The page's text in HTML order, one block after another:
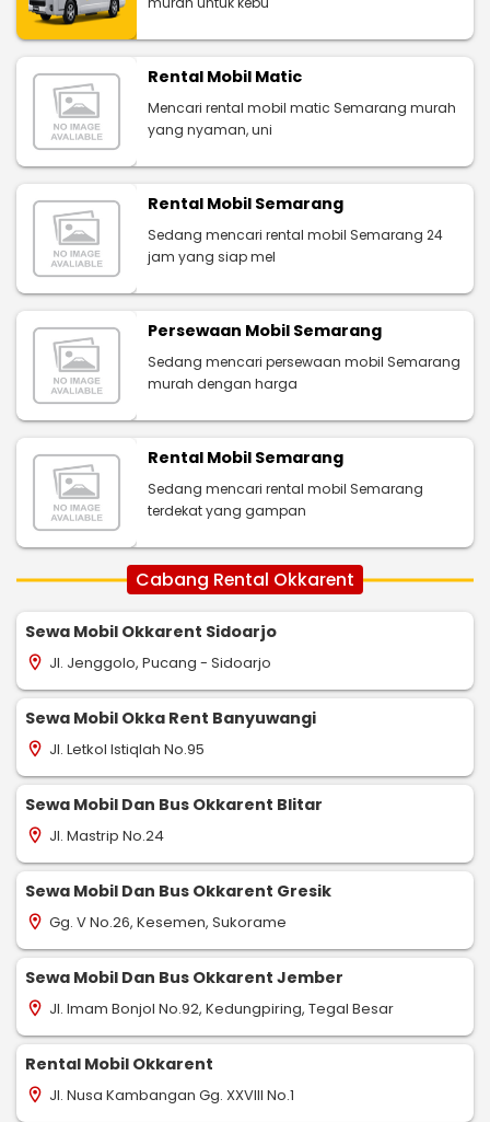
Rental Mobil Matic
Mencari rental mobil matic Semarang murah
yang nyaman, uni
Rental Mobil Semarang
Sedang mencari rental mobil Semarang 24
jam yang siap mel
Persewaan Mobil Semarang
Sedang mencari persewaan mobil Semarang
murah dengan harga
Rental Mobil Semarang
Sedang mencari rental mobil Semarang
terdekat yang gampan
Cabang Rental Okkarent
Sewa Mobil Okkarent Sidoarjo
location_on Jl. Jenggolo, Pucang - Sidoarjo
Sewa Mobil Okka Rent Banyuwangi
location_on Jl. Letkol Istiqlah No.95
Sewa Mobil Dan Bus Okkarent Blitar
location_on Jl. Mastrip No.24
Sewa Mobil Dan Bus Okkarent Gresik
location_on Gg. V No.26, Kesemen, Sukorame
Sewa Mobil Dan Bus Okkarent Jember
location_on Jl. Imam Bonjol No.92, Kedungpiring, Tegal Besar
Rental Mobil Okkarent
location_on Jl. Nusa Kambangan Gg. XXVIII No.1